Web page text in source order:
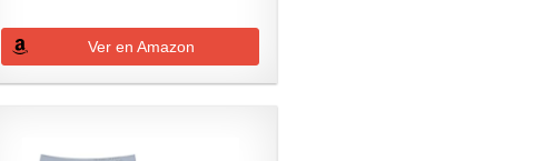
Ver en Amazon